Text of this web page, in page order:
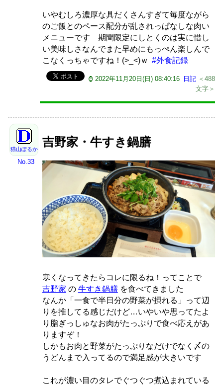
いやむしろ濃厚な具だくさんすぎて毎度ながら
のご飯とのペース配分が乱されっぱなしな肉い
メニューです 期間限定にしとくのは実に惜し
い美味しさなんでまた早めにもっぺん楽しんで
こなくっちゃですね！(>_<)ｗ #外食記録
⌚ 2022年11月20日(日) 08:40:16 日記 ＜488
文字＞
猫山ぽるか
No.33
吉野家・牛すき鍋膳
寒くなってきたらコレに限るね！ってことで
吉野家 の 牛すき鍋膳を食べてきました
なんか「一食で半日分の野菜が摂れる」って辺
りを推してる感じだけど…いやいや思ってたよ
り脂ぎっしゅなお肉がたっぷりで食べ応えがあ
りますぞ！
しかもお肉と野菜がたっぷりなだけでなく〆の
うどんまで入ってるので満足感が大きいです
これが濃い目のタレでぐつぐつ煮込まれている